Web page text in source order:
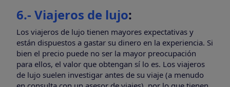
6.- Viajeros de lujo:
Los viajeros de lujo tienen mayores expectativas y
están dispuestos a gastar su dinero en la experiencia. Si
bien el precio puede no ser la mayor preocupación
para ellos, el valor que obtengan sí lo es. Los viajeros
de lujo suelen investigar antes de su viaje (a menudo